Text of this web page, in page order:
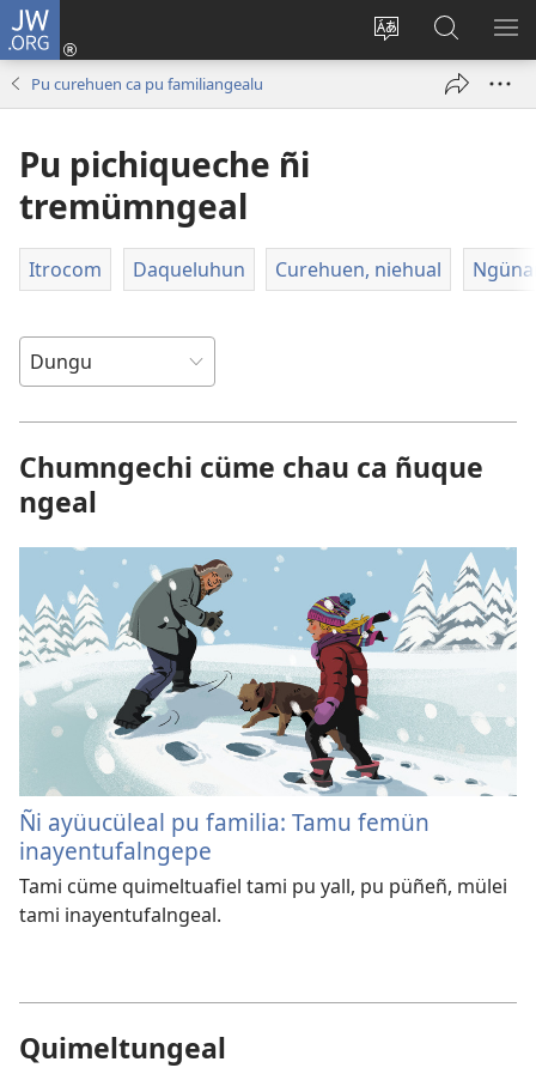
JW.ORG
Quintunge
quewun
Tami
conal
Quintual
JW.ORG
Pu curehuen ca pu familiangealu
Pu pichiqueche ñi
tremümngeal
Itrocom Daqueluhun Curehuen, niehual
Chumngechi cüme chau ca ñuque
ngeal
Ñi ayüucüleal pu familia: Tamu femün
inayentufalngepe
Tami cüme quimeltuafiel tami pu yall, pu püñeñ, mülei
tami inayentufalngeal.
Quimeltungeal